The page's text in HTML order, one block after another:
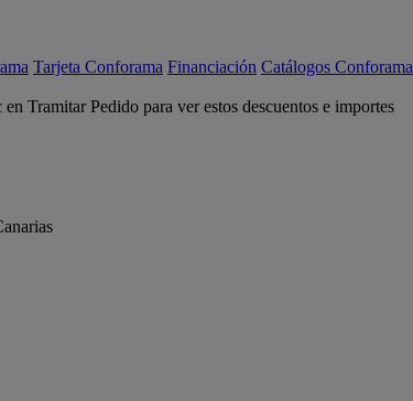
Tarjeta Conforama Financiación Catálogos Conforama
Tramitar Pedido para ver estos descuentos e importes